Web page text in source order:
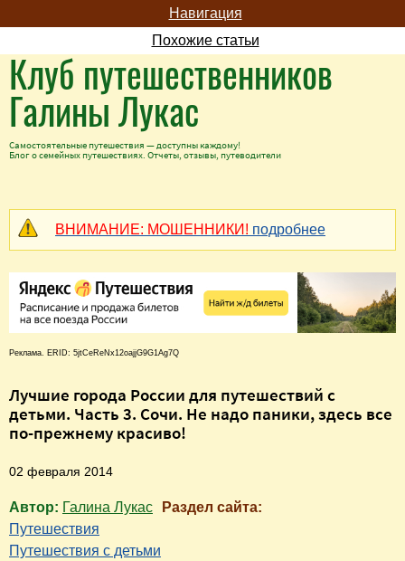
Навигация
Похожие статьи
Клуб путешественников
Галины Лукас
Самостоятельные путешествия — доступны каждому!
Блог о семейных путешествиях. Отчеты, отзывы, путеводители
ВНИМАНИЕ: МОШЕННИКИ! подробнее
Реклама. ERID: 5jtCeReNx12oajjG9G1Ag7Q
Лучшие города России для путешествий с
детьми. Часть 3. Сочи. Не надо паники, здесь все
по-прежнему красиво!
02 февраля 2014
Автор: Галина Лукас
Раздел сайта:
Путешествия
Путешествия с детьми